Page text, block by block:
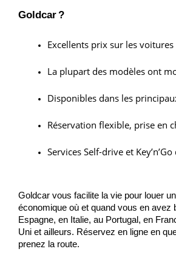
Goldcar ?
Excellents prix sur les
La plupart des modèles ont
Disponibles dans les
Réservation flexible, prise en
Services Self-drive et
Goldcar vous facilite la vie pour louer
économique où et quand vous en avez
Espagne, en Italie, au Portugal, en
Uni et ailleurs. Réservez en ligne en
prenez la route.